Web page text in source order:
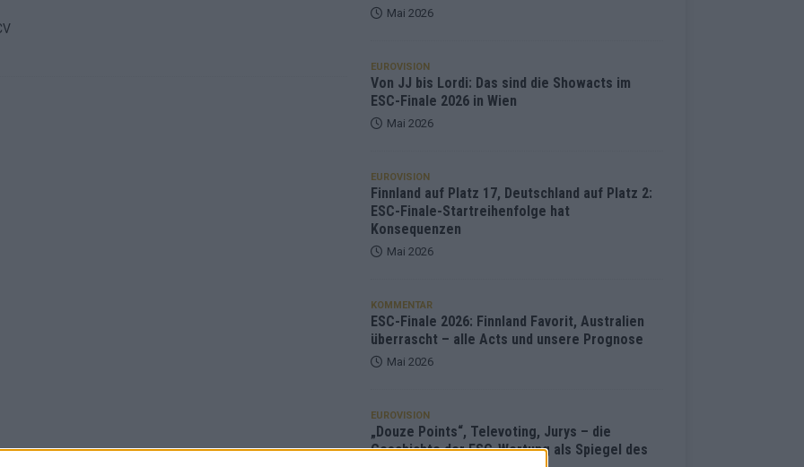
Mai 2026
EUROVISION
Von JJ bis Lordi: Das sind die Showacts im
ESC-Finale 2026 in Wien
Mai 2026
EUROVISION
Finnland auf Platz 17, Deutschland auf Platz 2:
ESC-Finale-Startreihenfolge hat
Konsequenzen
Mai 2026
KOMMENTAR
ESC-Finale 2026: Finnland Favorit, Australien
überrascht – alle Acts und unsere Prognose
Mai 2026
EUROVISION
„Douze Points“, Televoting, Jurys – die
Geschichte der ESC-Wertung als Spiegel des